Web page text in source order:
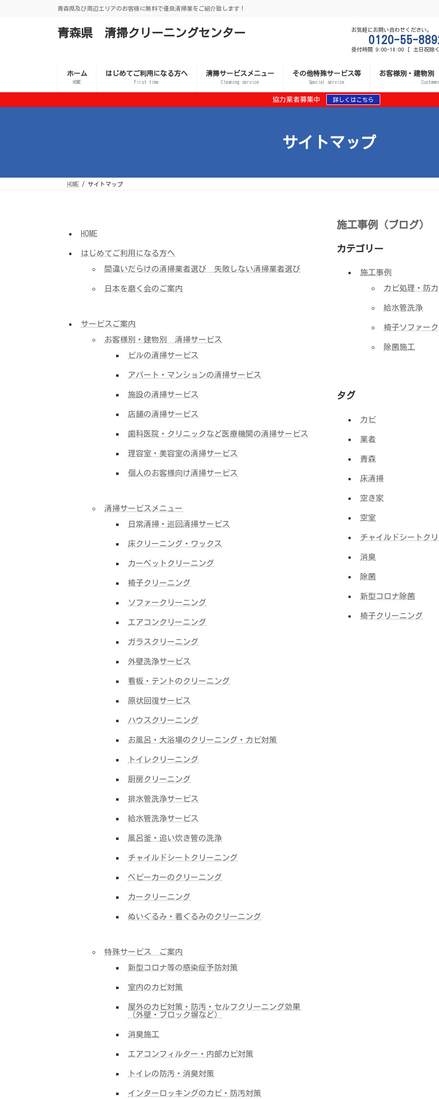
青森県及び周辺エリアのお客様に無料で優良清掃業をご紹介致します！
青森県 清掃クリーニングセンター お気軽にお問い合わせください。
0120-55-
受付時間 9:00-18:00 [ 土日祝除
ホーム
HOME
はじめてご利用になる方へ
First time
清掃サービスメニュー
Cleaning service
その他特殊サービス等
Special service
お客様別・建物
協力業者募集中 詳しくはこちら
サイトマップ
HOME サイトマップ
HOME
はじめてご利用になる方へ
間違いだらけの清掃業者選び 失敗しない清掃業者選び
日本を磨く会のご案内
サービスご案内
お客様別・建物別 清掃サービス
ビルの清掃サービス
アパート・マンションの清掃サービス
施設の清掃サービス
店舗の清掃サービス
歯科医院・クリニックなど医療機関の清掃サービス
理容室・美容室の清掃サービス
個人のお客様向け清掃サービス
清掃サービスメニュー
日常清掃・巡回清掃サービス
床クリーニング・ワックス
カーペットクリーニング
椅子クリーニング
ソファークリーニング
エアコンクリーニング
ガラスクリーニング
外壁洗浄サービス
看板・テントのクリーニング
原状回復サービス
ハウスクリーニング
お風呂・大浴場のクリーニング・カビ対策
トイレクリーニング
厨房クリーニング
排水管洗浄サービス
給水管洗浄サービス
風呂釜・追い炊き管の洗浄
チャイルドシートクリーニング
ベビーカーのクリーニング
カークリーニング
ぬいぐるみ・着ぐるみのクリーニング
特殊サービス ご案内
新型コロナ等の感染症予防対策
室内のカビ対策
屋外のカビ対策・防汚・セルフクリーニング効果
（外壁・ブロック塀など）
消臭施工
エアコンフィルター・内部カビ対策
トイレの防汚・消臭対策
インターロッキングのカビ・防汚対策
施工事例（ブログ）
カテゴリー
施工事例
カビ処理・防
給水管洗浄
椅子ソファー
除菌施工
タグ
カビ
業者
青森
床清掃
空き家
空室
チャイルドシートク
消臭
除菌
新型コロナ除菌
椅子クリーニング